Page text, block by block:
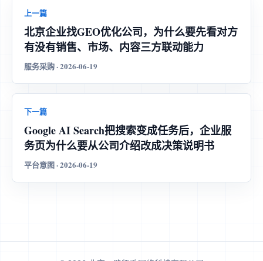
上一篇
北京企业找GEO优化公司，为什么要先看对方
有没有销售、市场、内容三方联动能力
服务采购 · 2026-06-19
下一篇
Google AI Search把搜索变成任务后，企业服
务页为什么要从公司介绍改成决策说明书
平台意图 · 2026-06-19